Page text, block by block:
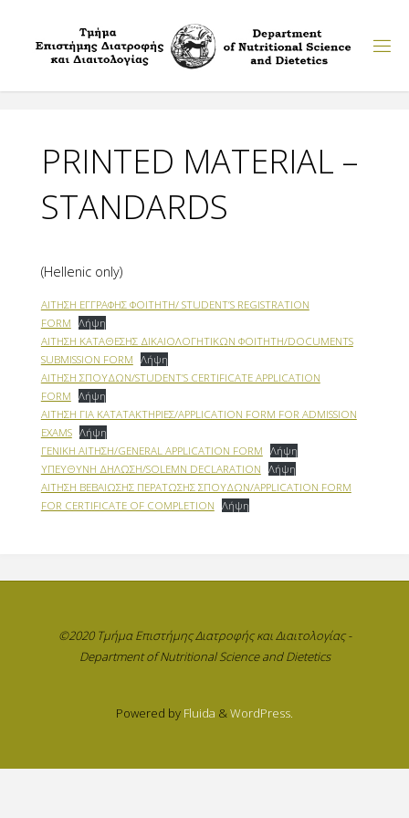
content
PRINTED MATERIAL –
STANDARDS
(Hellenic only)
ΑΙΤΗΣΗ ΕΓΓΡΑΦΗΣ ΦΟΙΤΗΤΗ/ STUDENT’S REGISTRATION
FORM
Λήψη
ΑΙΤΗΣΗ ΚΑΤΑΘΕΣΗΣ ΔΙΚΑΙΟΛΟΓΗΤΙΚΩΝ ΦΟΙΤΗΤΗ/DOCUMENTS
SUBMISSION FORM
Λήψη
ΑΙΤΗΣΗ ΣΠΟΥΔΩΝ/STUDENT’S CERTIFICATE APPLICATION
FORM
Λήψη
ΑΙΤΗΣΗ ΓΙΑ ΚΑΤΑΤΑΚΤΗΡΙΕΣ/APPLICATION FORM FOR ADMISSION
EXAMS Λήψη
ΓΕΝΙΚΗ ΑΙΤΗΣΗ/GENERAL APPLICATION FORM
Λήψη
ΥΠΕΥΘΥΝΗ ΔΗΛΩΣΗ/SOLEMN DECLARATION
Λήψη
ΑΙΤΗΣΗ ΒΕΒΑΙΩΣΗΣ ΠΕΡΑΤΩΣΗΣ ΣΠΟΥΔΩΝ/APPLICATION FORM
FOR CERTIFICATE OF COMPLETION
Λήψη
©2020 Τμήμα Επιστήμης Διατροφής και Διαιτολογίας -
Department of Nutritional Science and Dietetics
Powered by Fluida &WordPress.